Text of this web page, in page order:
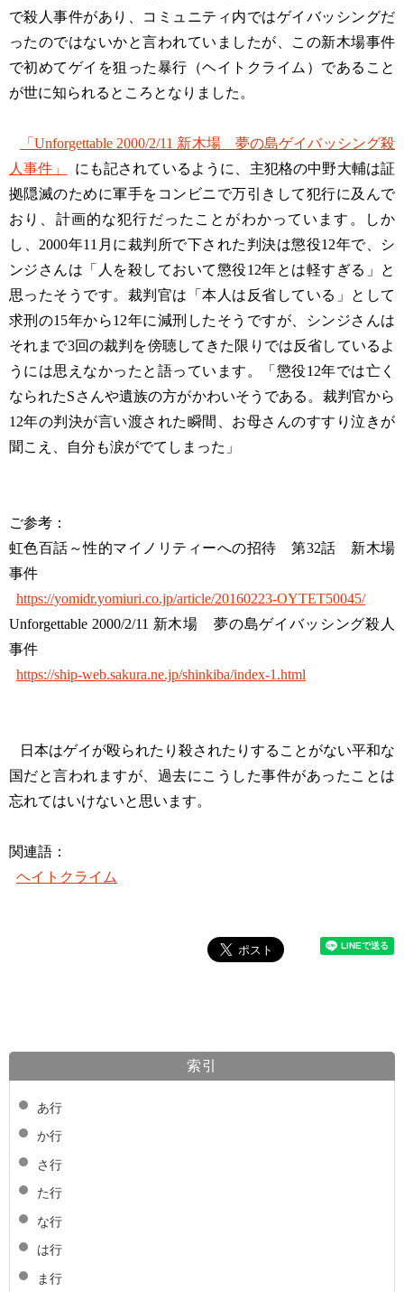
で殺人事件があり、コミュニティ内ではゲイバッシングだ
ったのではないかと言われていましたが、この新木場事件
で初めてゲイを狙った暴行（ヘイトクライム）であること
が世に知られるところとなりました。
「Unforgettable 2000/2/11 新木場 夢の島ゲイバッシング殺
人事件」
にも記されているように、主犯格の中野大輔は証
拠隠滅のために軍手をコンビニで万引きして犯行に及んで
おり、計画的な犯行だったことがわかっています。しか
し、2000年11月に裁判所で下された判決は懲役12年で、シ
ンジさんは「人を殺しておいて懲役12年とは軽すぎる」と
思ったそうです。裁判官は「本人は反省している」として
求刑の15年から12年に減刑したそうですが、シンジさんは
それまで3回の裁判を傍聴してきた限りでは反省しているよ
うには思えなかったと語っています。「懲役12年では亡く
なられたSさんや遺族の方がかわいそうである。裁判官から
12年の判決が言い渡された瞬間、お母さんのすすり泣きが
聞こえ、自分も涙がでてしまった」
ご参考：
虹色百話～性的マイノリティーへの招待 第32話 新木場
事件
https://yomidr.yomiuri.co.jp/article/20160223-OYTET50045/
Unforgettable 2000/2/11 新木場 夢の島ゲイバッシング殺人
事件
https://ship-web.sakura.ne.jp/shinkiba/index-1.html
日本はゲイが殴られたり殺されたりすることがない平和な
国だと言われますが、過去にこうした事件があったことは
忘れてはいけないと思います。
関連語：
ヘイトクライム
索引
あ行
か行
さ行
た行
な行
は行
ま行